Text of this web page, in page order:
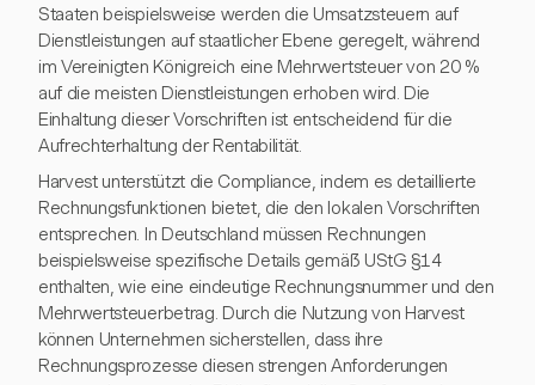
Staaten beispielsweise werden die Umsatzsteuern auf
Dienstleistungen auf staatlicher Ebene geregelt, während
im Vereinigten Königreich eine Mehrwertsteuer von 20 %
auf die meisten Dienstleistungen erhoben wird. Die
Einhaltung dieser Vorschriften ist entscheidend für die
Aufrechterhaltung der Rentabilität.
Harvest unterstützt die Compliance, indem es detaillierte
Rechnungsfunktionen bietet, die den lokalen Vorschriften
entsprechen. In Deutschland müssen Rechnungen
beispielsweise spezifische Details gemäß UStG §14
enthalten, wie eine eindeutige Rechnungsnummer und den
Mehrwertsteuerbetrag. Durch die Nutzung von Harvest
können Unternehmen sicherstellen, dass ihre
Rechnungsprozesse diesen strengen Anforderungen